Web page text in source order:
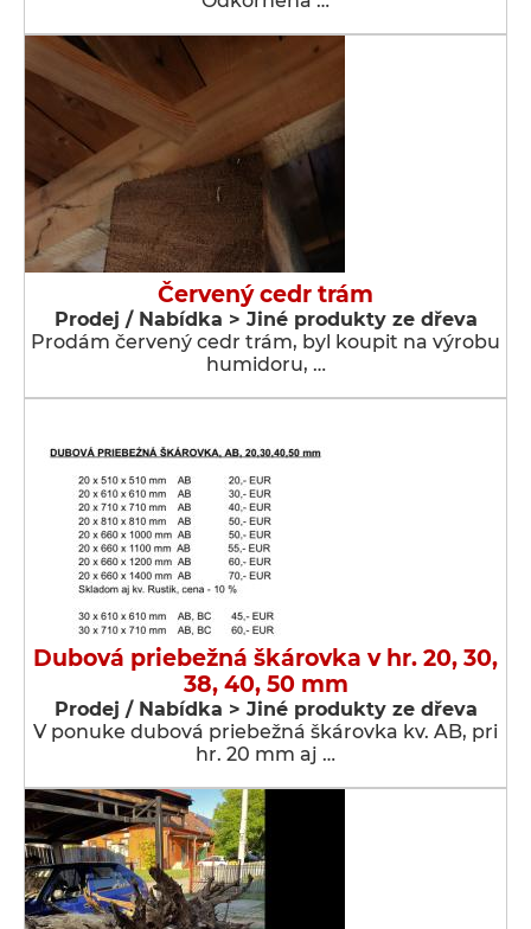
Červený cedr trám
Prodej / Nabídka > Jiné produkty ze dřeva
Prodám červený cedr trám, byl koupit na výrobu
humidoru, …
Dubová priebežná škárovka v hr. 20, 30,
38, 40, 50 mm
Prodej / Nabídka > Jiné produkty ze dřeva
V ponuke dubová priebežná škárovka kv. AB, pri
hr. 20 mm aj …